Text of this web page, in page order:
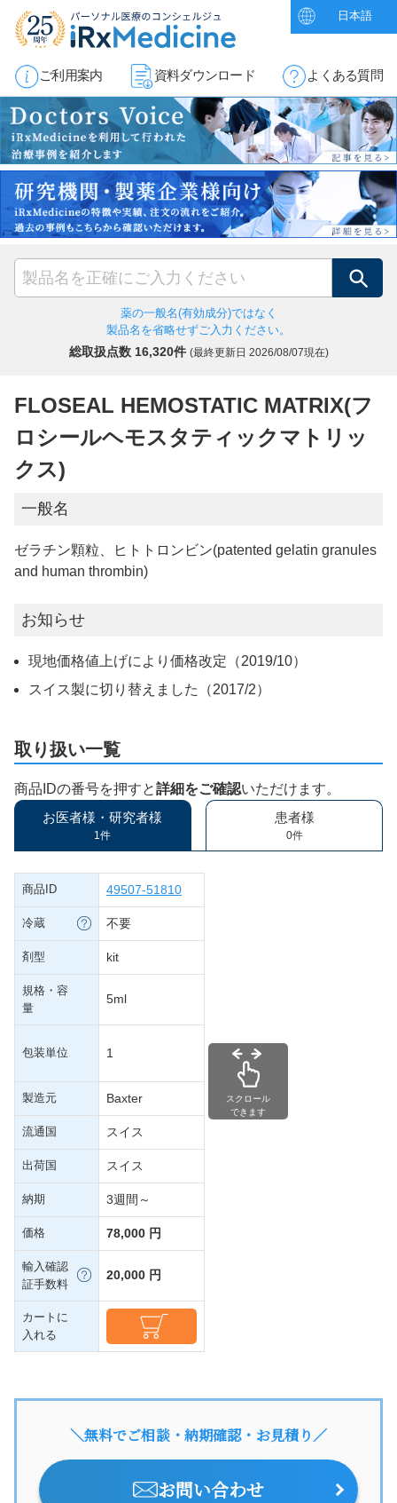
日本語
ご利用案内 資料ダウンロード よくある質問
検索
薬の一般名(有効成分)ではなく
製品名を省略せずご入力ください。
総取扱点数 16,320件 (最終更新日 2026/08/07現在)
FLOSEAL HEMOSTATIC MATRIX(フ
ロシールヘモスタティックマトリッ
クス)
一般名
ゼラチン顆粒、ヒトトロンビン(patented gelatin granules
and human thrombin)
お知らせ
現地価格値上げにより価格改定（2019/10）
スイス製に切り替えました（2017/2）
取り扱い一覧
商品IDの番号を押すと詳細をご確認いただけます。
お医者様・研究者様
1件
患者様
0件
商品ID 49507-51810
冷蔵 不要
剤型 kit
規格・容
量
5ml
包装単位 1
製造元 Baxter
流通国 スイス
出荷国 スイス
納期 3週間～
価格 78,000 円
輸入確認
証手数料
20,000 円
カートに
入れる
スクロール
できます
＼無料でご相談・納期確認・お見積り／
お問い合わせ